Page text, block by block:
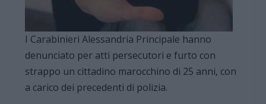
I Carabinieri Alessandria Principale hanno
denunciato per atti persecutori e furto con
strappo un cittadino marocchino di 25 anni, con
a carico dei precedenti di polizia.